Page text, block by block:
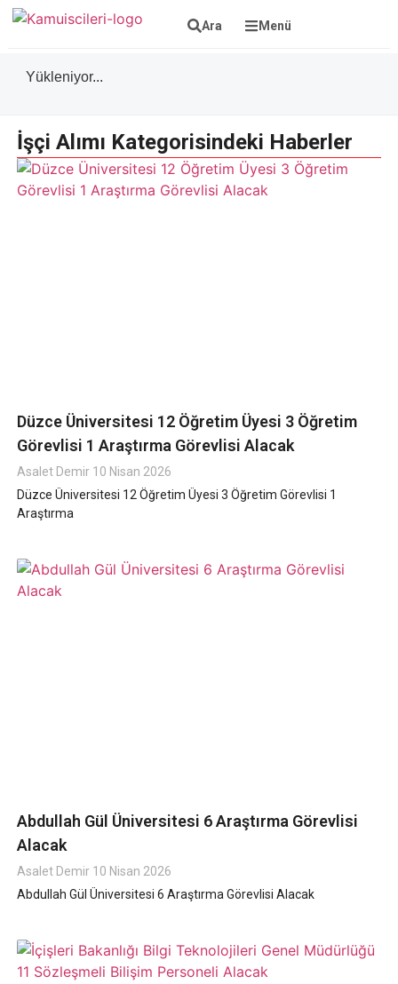
Ara Menü
Yükleniyor...
İşçi Alımı Kategorisindeki Haberler
Düzce Üniversitesi 12 Öğretim Üyesi 3 Öğretim
Görevlisi 1 Araştırma Görevlisi Alacak
Asalet Demir 10 Nisan 2026
Düzce Üniversitesi 12 Öğretim Üyesi 3 Öğretim Görevlisi 1
Araştırma
Abdullah Gül Üniversitesi 6 Araştırma Görevlisi
Alacak
Asalet Demir 10 Nisan 2026
Abdullah Gül Üniversitesi 6 Araştırma Görevlisi Alacak